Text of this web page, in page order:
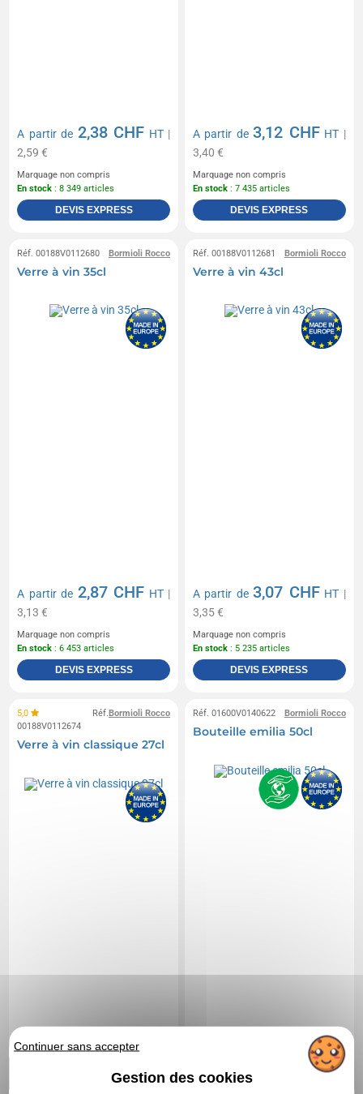
A partir de 2,38 CHF HT|
2,59 €
Marquage non compris
En stock : 8 349 articles
DEVIS EXPRESS
A partir de3,12 CHF HT |
3,40 €
Marquage non compris
En stock : 7 435 articles
DEVIS EXPRESS
Bormioli Rocco
Réf. 00188V0112680
Verre à vin 35cl
A partir de 2,87 CHF HT|
3,13 €
Marquage non compris
En stock : 6 453 articles
DEVIS EXPRESS
Bormioli Rocco
Réf. 00188V0112681
Verre à vin 43cl
A partir de3,07 CHF HT |
3,35 €
Marquage non compris
En stock : 5 235 articles
DEVIS EXPRESS
Bormioli Rocco
5,0
Réf.
00188V0112674
Verre à vin classique 27cl
Bormioli Rocco
Réf. 01600V0140622
Bouteille emilia 50cl
4,67 CHFHT|
5,09 €
Continuer sans accepter
Gestion des cookies